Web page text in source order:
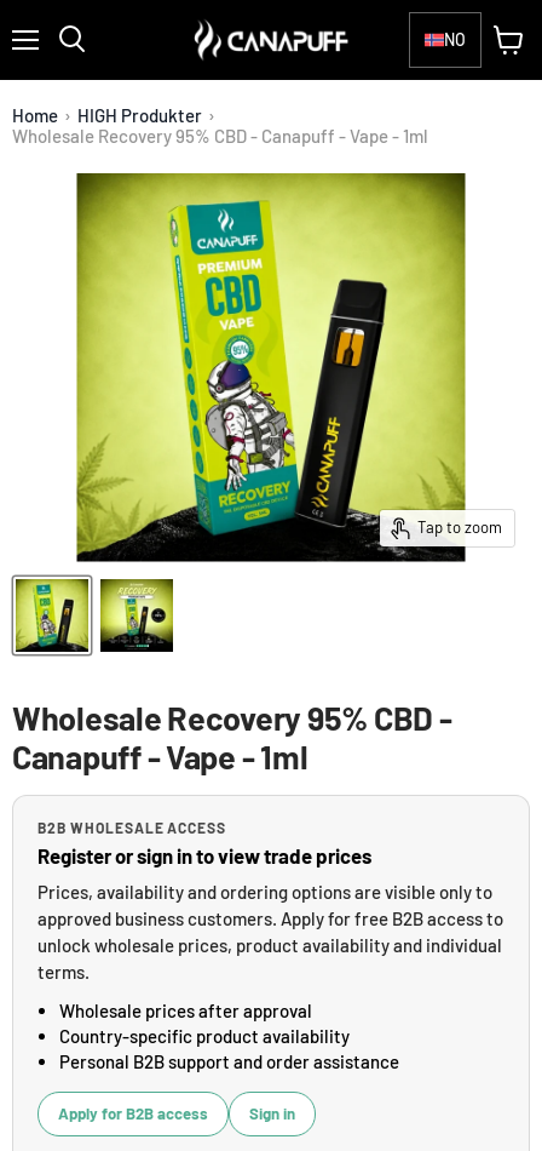
NO
cart
Home › HIGH Produkter ›
Wholesale Recovery 95% CBD - Canapuff - Vape - 1ml
Tap to zoom
Wholesale Recovery 95% CBD -
Canapuff - Vape - 1ml
B2B WHOLESALE ACCESS
Register or sign in to view trade prices
Prices, availability and ordering options are visible only to
approved business customers. Apply for free B2B access to
unlock wholesale prices, product availability and individual
terms.
Wholesale prices after approval
Country-specific product availability
Personal B2B support and order assistance
Apply for B2B access Sign in